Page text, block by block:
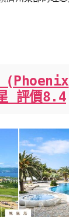
(Phoenix
評價8.4